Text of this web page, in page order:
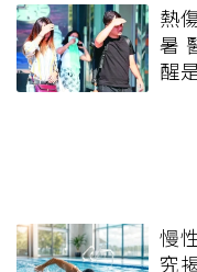
熱
暑
醒
慢
究